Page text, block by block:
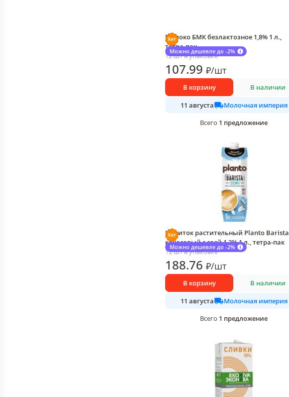
Можно дешевле до -2%
Молоко БМК безлактозное 1,8% 1 л.,
тетра-пак
12 шт в упаковке
107.99 ₽/шт
В корзину В наличии
11 августа
Молочная империя
Всего 1 предложение
Можно дешевле до -2%
Напиток растительный Planto Barista
кокосовый с соей 1,3% 1 л., тетра-пак
12 шт в упаковке
188.76 ₽/шт
В корзину В наличии
11 августа
Молочная империя
Всего 1 предложение